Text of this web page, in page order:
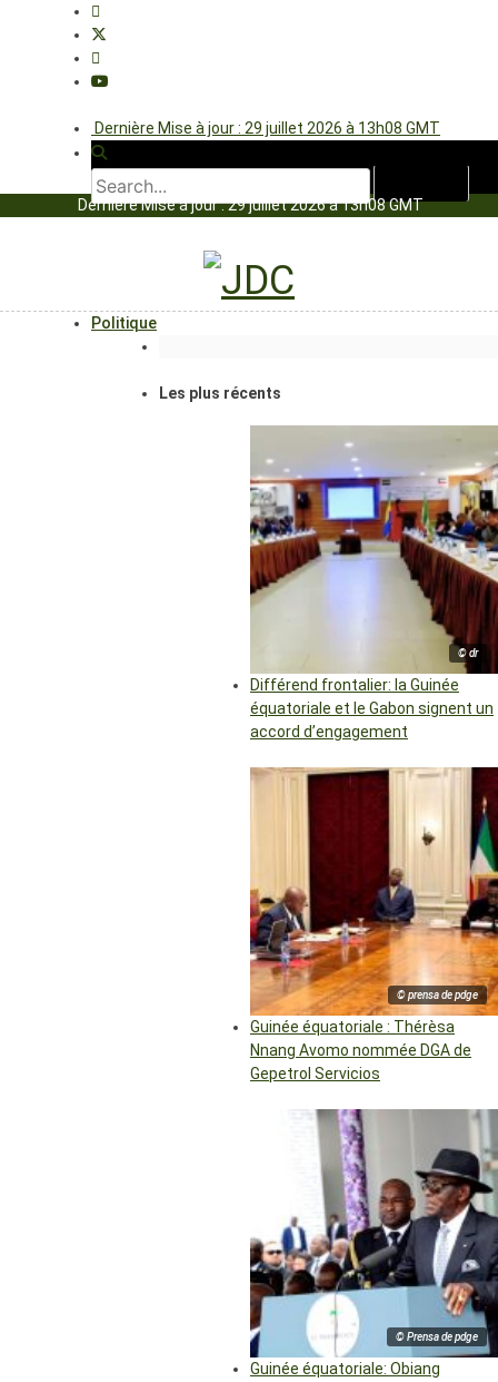
Dernière Mise à jour : 29 juillet 2026 à 13h08 GMT
Dernière Mise à jour : 29 juillet 2026 à 13h08 GMT
Politique
Les plus récents
© dr
Différend frontalier: la Guinée
équatoriale et le Gabon signent un
accord d’engagement
© prensa de pdge
Guinée équatoriale : Thérèsa
Nnang Avomo nommée DGA de
Gepetrol Servicios
© Prensa de pdge
Guinée équatoriale: Obiang